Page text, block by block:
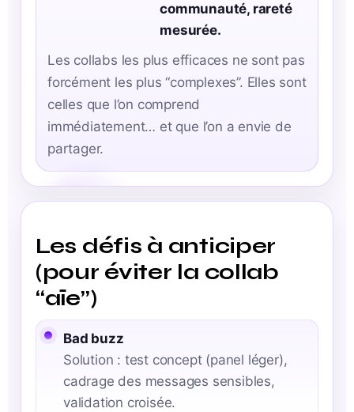
communauté, rareté
mesurée.
Les collabs les plus efficaces ne sont pas
forcément les plus “complexes”. Elles sont
celles que l’on comprend
immédiatement… et que l’on a envie de
partager.
Les défis à anticiper
(pour éviter la collab
“aïe”)
Bad buzz
Solution : test concept (panel léger),
cadrage des messages sensibles,
validation croisée.